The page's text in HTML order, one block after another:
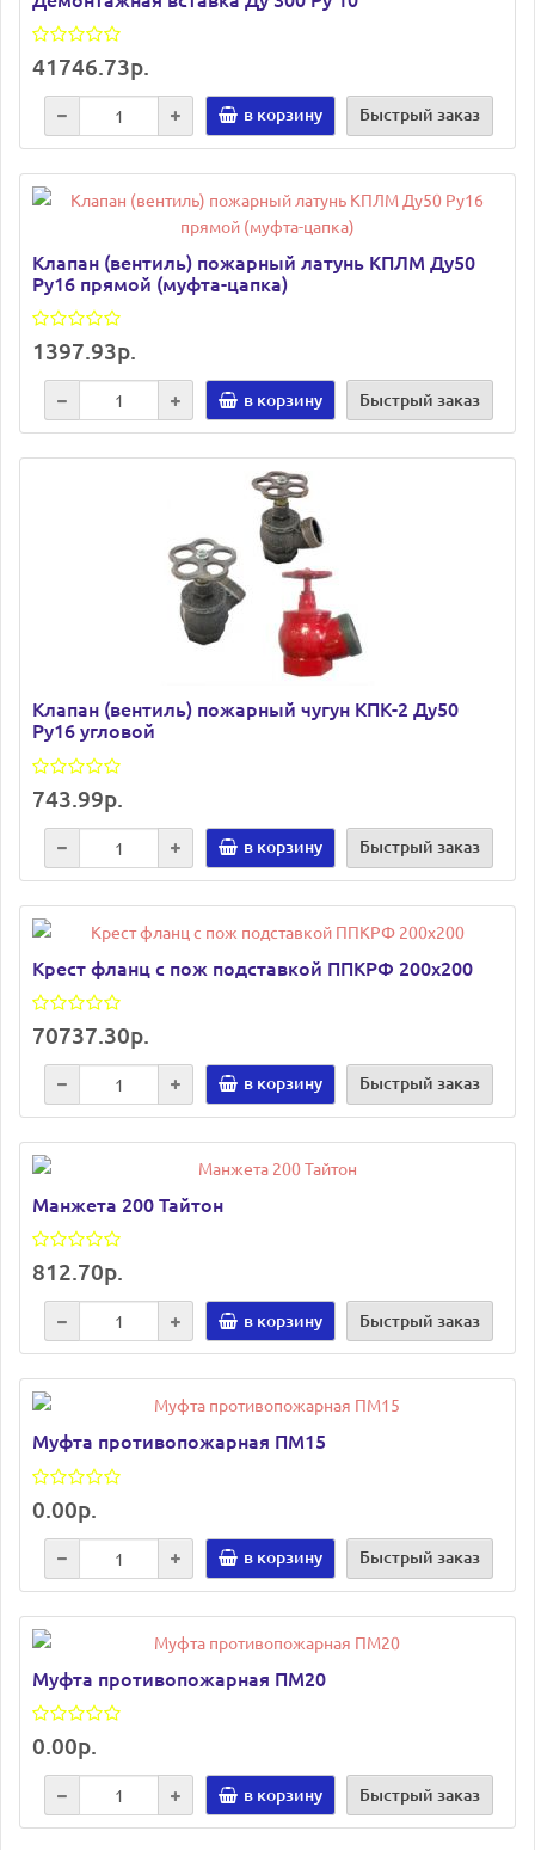
41746.73р.
в корзину Быстрый заказ
Клапан (вентиль) пожарный латунь КПЛМ Ду50
Ру16 прямой (муфта-цапка)
1397.93р.
в корзину Быстрый заказ
Клапан (вентиль) пожарный чугун КПК-2 Ду50
Ру16 угловой
743.99р.
в корзину Быстрый заказ
Крест фланц с пож подставкой ППКРФ 200х200
70737.30р.
в корзину Быстрый заказ
Манжета 200 Тайтон
812.70р.
в корзину Быстрый заказ
Муфта противопожарная ПМ15
0.00р.
в корзину Быстрый заказ
Муфта противопожарная ПМ20
0.00р.
в корзину Быстрый заказ